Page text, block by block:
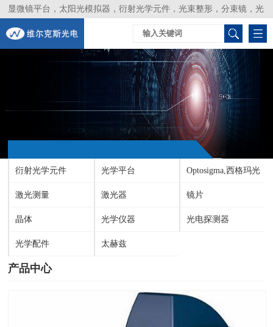
显微镜平台，太阳光模拟器，衍射光学元件，光束整形，分束镜，光
谱仪，生物激光器，光束分析仪，Layertec
衍射光学元件 光学平台 Optosigma,西格玛光
机
激光测量 激光器 镜片
晶体 光学仪器 光电探测器
光学配件 太赫兹
产品中心